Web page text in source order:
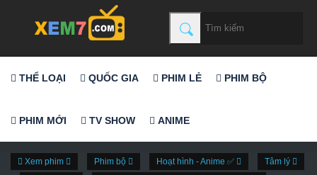
THỂ LOẠI QUỐC GIA PHIM LẺ PHIM BỘ
PHIM MỚI TV SHOW ANIME
Xem phim Phim bộ Hoạt hình - Anime ✅
Tâm lý